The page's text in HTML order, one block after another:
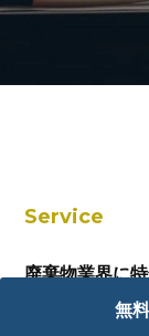
無
Service
廃棄物業界に
Webサービス